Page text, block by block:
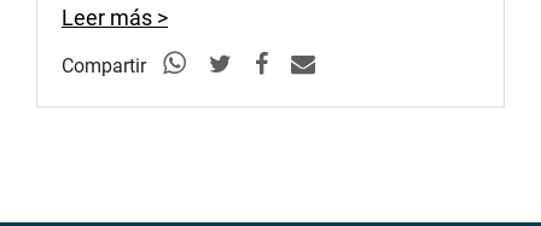
Leer más >
Compartir